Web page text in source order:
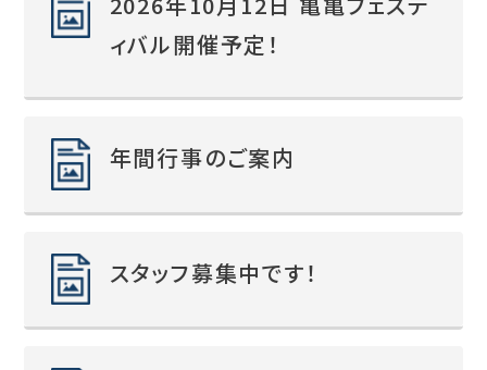
ィバル開催予定！
年間行事のご案内
スタッフ募集中です！